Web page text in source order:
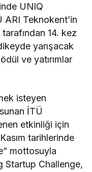
UNIQ
ARI Teknokent’in
14. kez
yarışacak
ve yatırımlar
isteyen
İTÜ
etkinliği için
tarihlerinde
mottosuyla
Startup Challenge,